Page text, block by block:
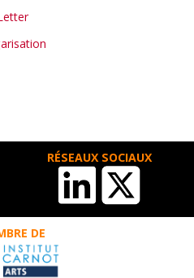
RÉSEAUX SOCIAUX
DE